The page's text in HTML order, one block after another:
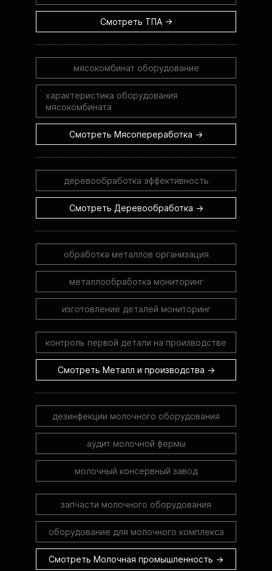
Смотреть ТПА →
мясокомбинат оборудование
характеристика оборудования
мясокомбината
Смотреть Мясопереработка →
деревообработка эффективность
Смотреть Деревообработка →
обработка металлов организация
металлообработка мониторинг
изготовление деталей мониторинг
контроль первой детали на производстве
Смотреть Металл и производства →
дезинфекции молочного оборудования
аудит молочной фермы
молочный консервный завод
запчасти молочного оборудования
оборудование для молочного комплекса
Смотреть Молочная промышленность →